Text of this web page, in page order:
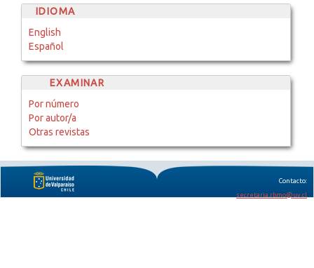
IDIOMA
English
Español
EXAMINAR
Por número
Por autor/a
Otras revistas
Contacto:
secretaria.rbmo@uv.cl